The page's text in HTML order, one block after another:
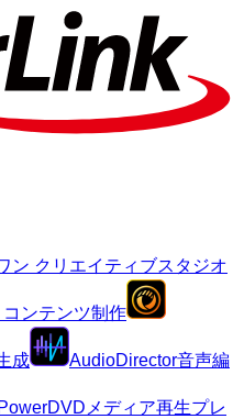
ン クリエイティブスタジオ
ンテンツ制作
成 AudioDirector音声編
PowerDVD メディア再生プレ